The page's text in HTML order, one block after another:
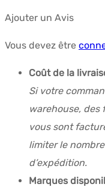
Ajouter un Avis
Vous devez être
Coût de la
Si votre
warehouse, des
vous sont
limiter le
d’expédition.
Marques